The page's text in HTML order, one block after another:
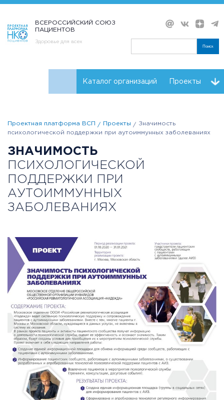
ВСЕРОССИЙСКИЙ СОЮЗ
ПАЦИЕНТОВ
Здоровье для всех
Поиск
Каталог организаций Проекты
Проектная платформа ВСП Проекты
Значимость
психологической поддержки при аутоиммунных заболеваниях
ЗНАЧИМОСТЬ
ПСИХОЛОГИЧЕСКОЙ
ПОДДЕРЖКИ ПРИ
АУТОИММУННЫХ
ЗАБОЛЕВАНИЯХ